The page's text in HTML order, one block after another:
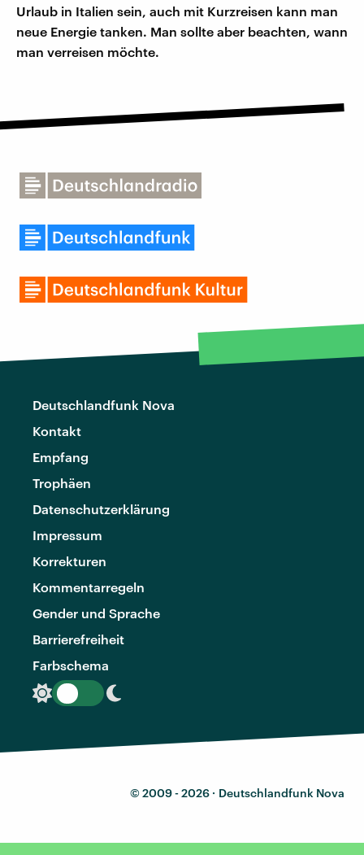
Urlaub in Italien sein, auch mit Kurzreisen kann man
neue Energie tanken. Man sollte aber beachten, wann
man verreisen möchte.
Deutschlandfunk Nova
Kontakt
Empfang
Trophäen
Datenschutzerklärung
Impressum
Korrekturen
Kommentarregeln
Gender und Sprache
Barrierefreiheit
Farbschema
© 2009 - 2026 · Deutschlandfunk Nova